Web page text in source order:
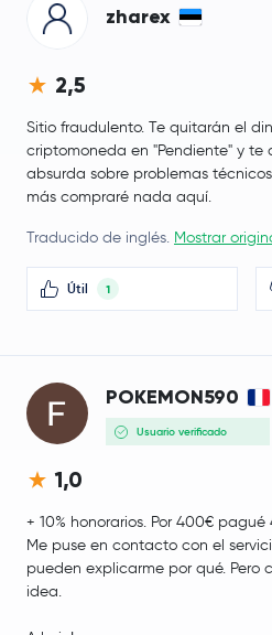
zharex
2,5
Sitio fraudulento. Te quitarán el
criptomoneda en "Pendiente" y
absurda sobre problemas
más compraré nada aquí.
Traducido de inglés. Mostrar
Útil 1
POKEMON590
Usuario verificado
1,0
+ 10% honorarios. Por 400€ pagué
Me puse en contacto con el
pueden explicarme por qué. Pero
idea.